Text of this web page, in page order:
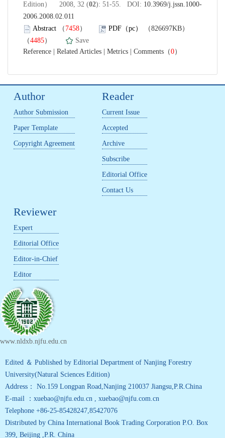
Edition） 2008, 32 (02): 51-55. DOI: 10.3969/j.jssn.1000-
2006.2008.02.011
Abstract （ 7458） PDF（pc）
（826697KB）
（4485）
Save
Reference
Related Articles Metrics Comments （0）
Author
Author Submission
Paper Template
Copyright Agreement
Reader
Current Issue
Accepted
Archive
Subscribe
Editorial Office
Contact Us
Reviewer
Expert
Editorial Office
Editor-in-Chief
Editor
www.nldxb.njfu.edu.cn
Edited ＆ Published by Editorial Department of Nanjing Forestry
University(Natural Sciences Edition)
Address： No.159 Longpan Road,Nanjing 210037 Jiangsu,P.R.China
E-mail ：xuebao@njfu.edu.cn , xuebao@njfu.com.cn
Telephone +86-25-85428247,85427076
Distributed by China International Book Trading Corporation P.O. Box
399, Beijing ,P.R. China